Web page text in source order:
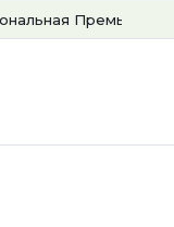
Премьер-